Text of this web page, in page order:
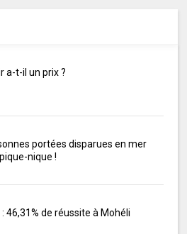
a-t-il un prix ?
portées disparues en mer
nique !
: 46,31% de réussite à Mohéli